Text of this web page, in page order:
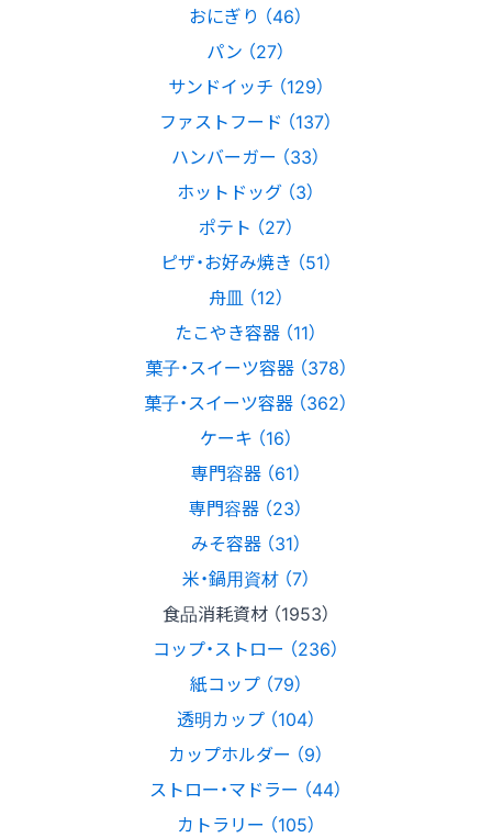
おにぎり （46）
パン （27）
サンドイッチ （129）
ファストフード （137）
ハンバーガー （33）
ホットドッグ （3）
ポテト （27）
ピザ・お好み焼き （51）
舟皿 （12）
たこやき容器 （11）
菓子・スイーツ容器 （378）
菓子・スイーツ容器 （362）
ケーキ （16）
専門容器 （61）
専門容器 （23）
みそ容器 （31）
米・鍋用資材 （7）
食品消耗資材 （1953）
コップ・ストロー （236）
紙コップ （79）
透明カップ （104）
カップホルダー （9）
ストロー・マドラー （44）
カトラリー （105）